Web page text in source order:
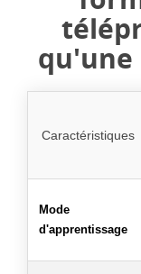
qu'une
Caractéristiques
Mode
d'apprentissage